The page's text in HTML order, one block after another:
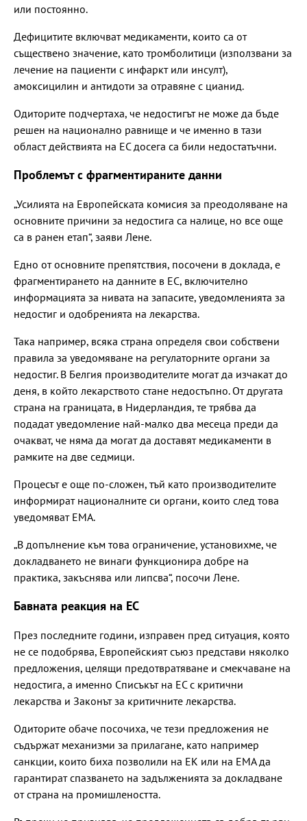
или постоянно.
Дефицитите включват медикаменти, които са от
съществено значение, като тромболитици (използвани за
лечение на пациенти с инфаркт или инсулт),
амоксицилин и антидоти за отравяне с цианид.
Одиторите подчертаха, че недостигът не може да бъде
решен на национално равнище и че именно в тази
област действията на ЕС досега са били недостатъчни.
Проблемът с фрагментираните данни
„Усилията на Европейската комисия за преодоляване на
основните причини за недостига са налице, но все още
са в ранен етап“, заяви Лене.
Едно от основните препятствия, посочени в доклада, е
фрагментирането на данните в ЕС, включително
информацията за нивата на запасите, уведомленията за
недостиг и одобренията на лекарства.
Така например, всяка страна определя свои собствени
правила за уведомяване на регулаторните органи за
недостиг. В Белгия производителите могат да изчакат до
деня, в който лекарството стане недостъпно. От другата
страна на границата, в Нидерландия, те трябва да
подадат уведомление най-малко два месеца преди да
очакват, че няма да могат да доставят медикаменти в
рамките на две седмици.
Процесът е още по-сложен, тъй като производителите
информират националните си органи, които след това
уведомяват ЕМА.
„В допълнение към това ограничение, установихме, че
докладването не винаги функционира добре на
практика, закъснява или липсва“, посочи Лене.
Бавната реакция на ЕС
През последните години, изправен пред ситуация, която
не се подобрява, Европейският съюз представи няколко
предложения, целящи предотвратяване и смекчаване на
недостига, а именно Списъкът на ЕС с критични
лекарства и Законът за критичните лекарства.
Одиторите обаче посочиха, че тези предложения не
съдържат механизми за прилагане, като например
санкции, които биха позволили на ЕК или на ЕМА да
гарантират спазването на задълженията за докладване
от страна на промишлеността.